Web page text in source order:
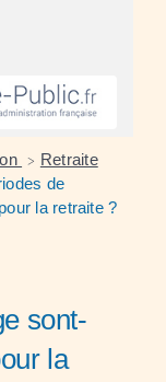
> Retraite
de
la retraite ?
sont-
la